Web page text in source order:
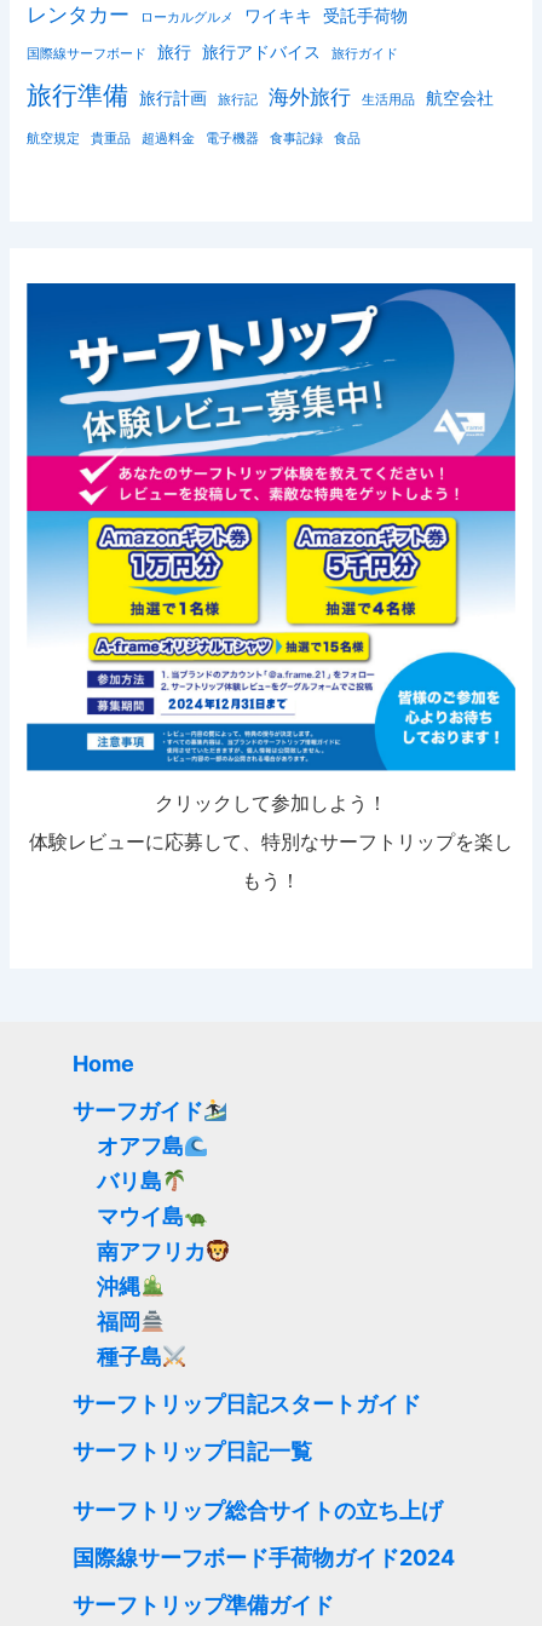
レンタカー ローカルグルメ ワイキキ 受託手荷物
国際線サーフボード 旅行 旅行アドバイス 旅行ガイド
旅行準備 旅行計画 旅行記 海外旅行 生活用品 航空会社
航空規定 貴重品 超過料金 電子機器 食事記録 食品
クリックして参加しよう！
体験レビューに応募して、特別なサーフトリップを楽し
もう！
Home
サーフガイド
オアフ島
バリ島
マウイ島
南アフリカ
沖縄
福岡
種子島
サーフトリップ日記スタートガイド
サーフトリップ日記一覧
サーフトリップ総合サイトの立ち上げ
国際線サーフボード手荷物ガイド2024
サーフトリップ準備ガイド